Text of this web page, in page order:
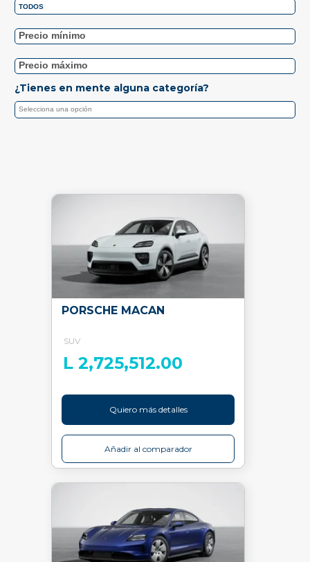
¿Tienes en mente alguna categoría?
PORSCHE MACAN
SUV
L 2,725,512.00
Quiero más detalles
Añadir al comparador